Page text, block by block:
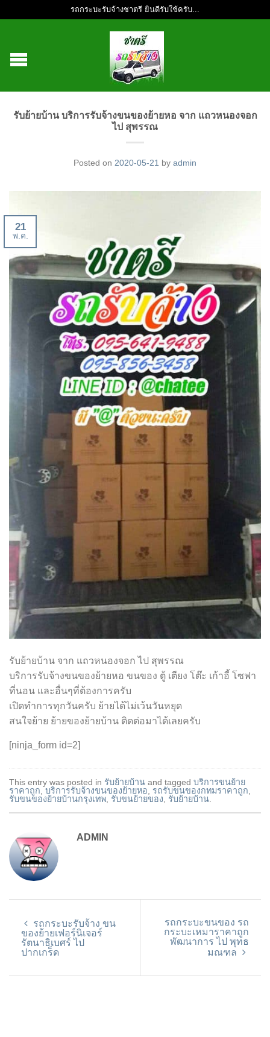
รถกระบะรับจ้างชาตรี ยินดีรับใช้ครับ...
รับย้ายบ้าน บริการรับจ้างขนของย้ายหอ จาก แถวหนองจอก
ไป สุพรรณ
Posted on 2020-05-21 by admin
21
พ.ค.
รับย้ายบ้าน จาก แถวหนองจอก ไป สุพรรณ
บริการรับจ้างขนของย้ายหอ ขนของ ตู้ เตียง โต๊ะ เก้าอี้ โซฟา
ที่นอน และอื่นๆที่ต้องการครับ
เปิดทำการทุกวันครับ ย้ายได้ไม่เว้นวันหยุด
สนใจย้าย ย้ายของย้ายบ้าน ติดต่อมาได้เลยครับ
[ninja_form id=2]
This entry was posted in รับย้ายบ้าน and tagged บริการขนย้าย
ราคาถูก บริการรับจ้างขนของย้ายหอ รถรับขนของกทมราคาถูก
รับขนของย้ายบ้านกรุงเทพ รับขนย้ายของ รับย้ายบ้าน
ADMIN
รถกระบะรับจ้าง ขน
ของย้ายเฟอร์นิเจอร์
รัตนาธิเบศร์ ไป
ปากเกร็ด
รถกระบะขนของ รถ
กระบะเหมาราคาถูก
พัฒนาการ ไป พุทธ
มณฑล